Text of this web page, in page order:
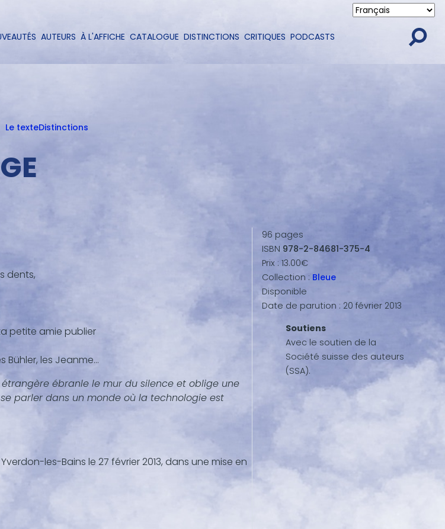
contenu
AUTEURS À L'AFFICHE CATALOGUE DISTINCTIONS CRITIQUES PODCASTS
Le texteDistinctions
dents,
petite amie publier
Bühler, les Jeanme…
étrangère ébranle le mur du silence et oblige une
parler dans un monde où la technologie est
les-Bains le 27 février 2013, dans une mise en
96 pages
ISBN 978-2-84681-375-4
Prix : 13.00€
Collection : Bleue
Disponible
Date de parution : 20 février 2013
Soutiens
Avec le soutien de la
Société suisse des auteurs
(SSA).